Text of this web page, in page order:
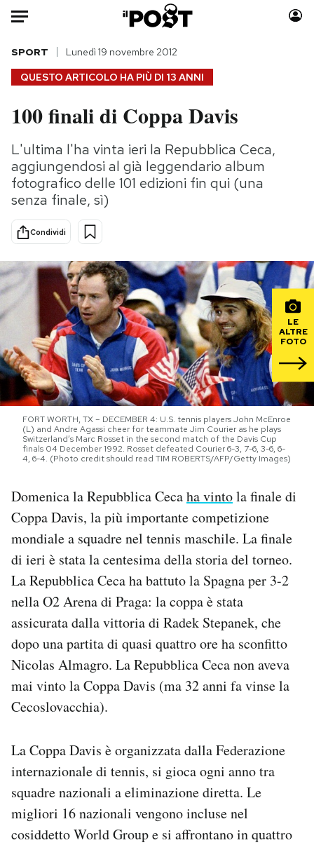
Auto
HOME
Italia
Politica
Tecnologia
Internet
Scienza
Cultura
Economia
Sport
Moda
Consumismi
Storie/Idee
Altrecose
Mondiali calcio 2026
PODCAST
NEWSLETTER
I MIEI PREFERITI
CALENDARIO
Area Personale
Newsletter
Notifiche mobile
Regala il Post
Hai bisogno di aiuto?
Esci
QUESTO ARTICOLO HA PIÙ DI 13 ANNI
SPORT Lunedì 19 novembre 2012
100 finali di Coppa Davis
L'ultima l'ha vinta ieri la Repubblica Ceca,
aggiungendosi al già leggendario album
fotografico delle 101 edizioni fin qui (una
senza finale, sì)
Condividi
LE
ALTRE
FOTO
FORT WORTH, TX – DECEMBER 4: U.S. tennis players John McEnroe
(L) and Andre Agassi cheer for teammate Jim Courier as he plays
Switzerland’s Marc Rosset in the second match of the Davis Cup
finals 04 December 1992. Rosset defeated Courier 6-3, 7-6, 3-6, 6-
4, 6-4. (Photo credit should read TIM ROBERTS/AFP/Getty Images)
Domenica la Repubblica Cecaha vintola finale di
Coppa Davis, la più importante competizione
mondiale a squadre nel tennis maschile. La finale
di ieri è stata la centesima della storia del torneo.
La Repubblica Ceca ha battuto la Spagna per 3-2
nella O2 Arena di Praga: la coppa è stata
assicurata dalla vittoria di Radek Stepanek, che
dopo una partita di quasi quattro ore ha sconfitto
Nicolas Almagro. La Repubblica Ceca non aveva
mai vinto la Coppa Davis (ma 32 anni fa vinse la
Cecoslovacchia).
La Coppa Davis è organizzata dalla Federazione
internazionale di tennis, si gioca ogni anno tra
squadre nazionali a eliminazione diretta. Le
migliori 16 nazionali vengono incluse nel
cosiddetto World Group e si affrontano in quattro